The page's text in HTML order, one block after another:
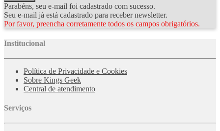
Parabéns, seu e-mail foi cadastrado com sucesso.
Seu e-mail já está cadastrado para receber newsletter.
Por favor, preencha corretamente todos os campos obrigatórios.
Institucional
Política de Privacidade e Cookies
Sobre Kings Geek
Central de atendimento
Serviços